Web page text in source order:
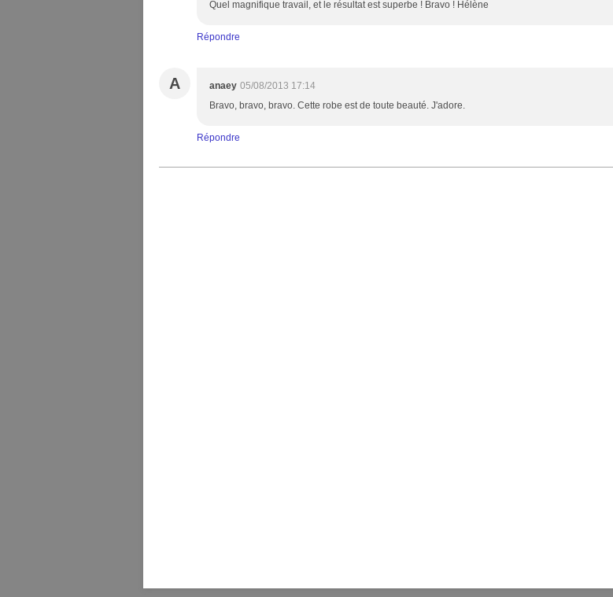
Quel magnifique travail, et le résultat est superbe ! Bravo ! Hélène
Répondre
A anaey 05/08/2013 17:14
Bravo, bravo, bravo. Cette robe est de toute beauté. J'adore.
Répondre